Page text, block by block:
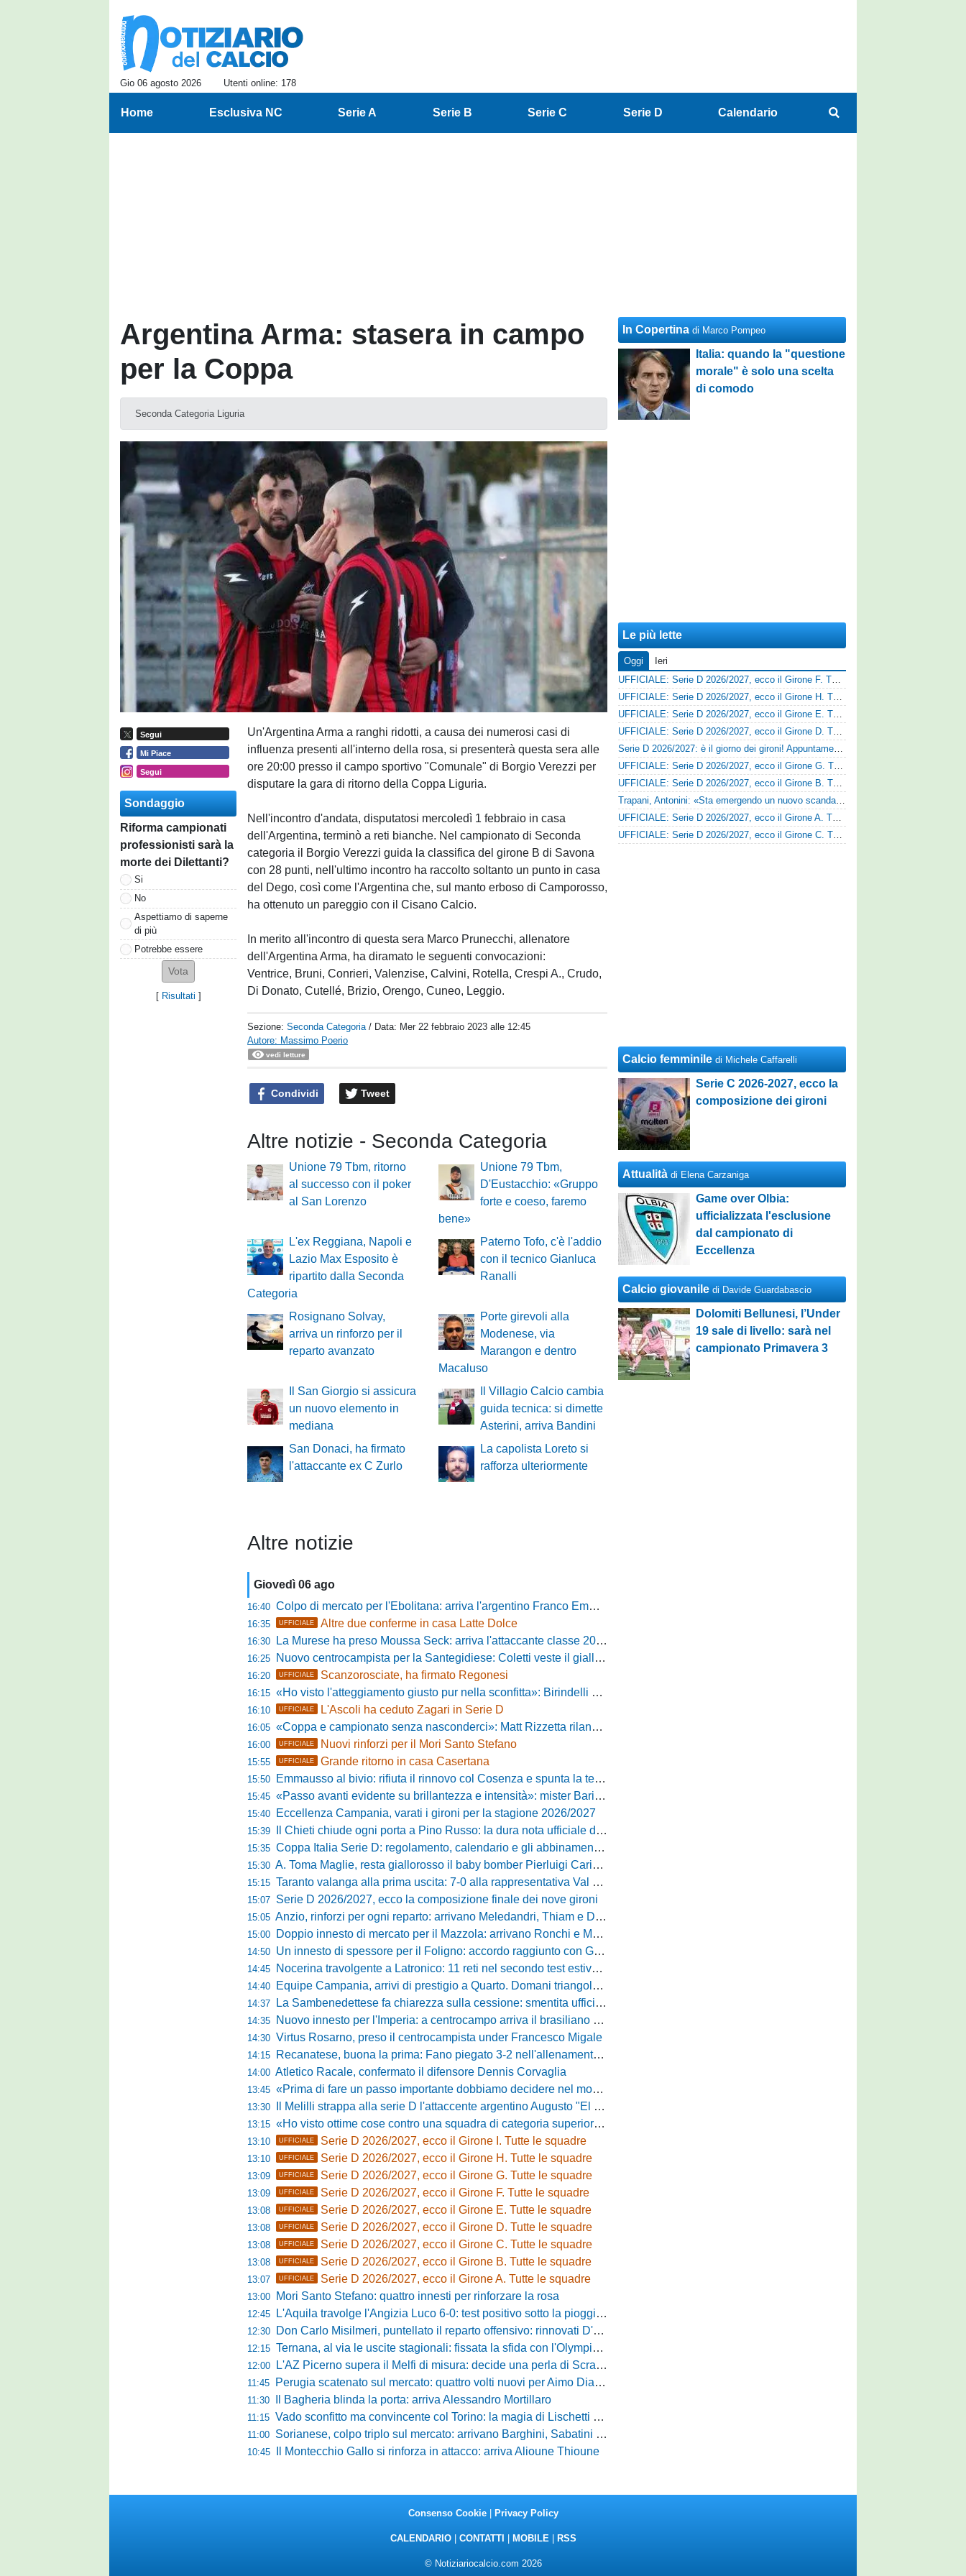
Gio 06 agosto 2026 Utenti online: 178
Home Esclusiva NC Serie A Serie B Serie C Serie D Calendario
Argentina Arma: stasera in campo
per la Coppa
Seconda Categoria Liguria
Segui
Mi Piace
Segui
Sondaggio
Riforma campionati
professionisti sarà la
morte dei Dilettanti?
Si
No
Aspettiamo di saperne
di più
Potrebbe essere
[ Risultati ]
Un'Argentina Arma a ranghi ridotti, a causa dei numerosi casi di
influenza presenti all'interno della rosa, si presenterà questa sera alle
ore 20:00 presso il campo sportivo "Comunale" di Borgio Verezzi per
disputare la gara di ritorno della Coppa Liguria.
Nell'incontro d'andata, disputatosi mercoledì 1 febbraio in casa
dell'Argentina, terminò a reti bianche. Nel campionato di Seconda
categoria il Borgio Verezzi guida la classifica del girone B di Savona
con 28 punti, nell'ultimo incontro ha raccolto soltanto un punto in casa
del Dego, così come l'Argentina che, sul manto erboso di Camporosso,
ha ottenuto un pareggio con il Cisano Calcio.
In merito all'incontro di questa sera Marco Prunecchi, allenatore
dell'Argentina Arma, ha diramato le seguenti convocazioni:
Ventrice, Bruni, Conrieri, Valenzise, Calvini, Rotella, Crespi A., Crudo,
Di Donato, Cutellé, Brizio, Orengo, Cuneo, Leggio.
Sezione:Seconda Categoria / Data: Mer 22 febbraio 2023 alle 12:45
Autore: Massimo Poerio
vedi letture
Condividi Tweet
Altre notizie - Seconda Categoria
Unione 79 Tbm, ritorno
al successo con il poker
al San Lorenzo
Unione 79 Tbm,
D'Eustacchio: «Gruppo
forte e coeso, faremo
bene»
L'ex Reggiana, Napoli e
Lazio Max Esposito è
ripartito dalla Seconda
Categoria
Paterno Tofo, c'è l'addio
con il tecnico Gianluca
Ranalli
Rosignano Solvay,
arriva un rinforzo per il
reparto avanzato
Porte girevoli alla
Modenese, via
Marangon e dentro
Macaluso
Il San Giorgio si assicura
un nuovo elemento in
mediana
Il Villagio Calcio cambia
guida tecnica: si dimette
Asterini, arriva Bandini
San Donaci, ha firmato
l'attaccante ex C Zurlo
La capolista Loreto si
rafforza ulteriormente
Altre notizie
Giovedì 06 ago
16:40 Colpo di mercato per l'Ebolitana: arriva l'argentino Franco Emmanuel Boló
16:35 UFFICIALE Altre due conferme in casa Latte Dolce
16:30 La Murese ha preso Moussa Seck: arriva l'attaccante classe 2006
16:25 Nuovo centrocampista per la Santegidiese: Coletti veste il giallorosso
16:20 UFFICIALE Scanzorosciate, ha firmato Regonesi
16:15 «Ho visto l'atteggiamento giusto pur nella sconfitta»: Birindelli promuove il Novara nonostante il KO di Chiavari
16:10 UFFICIALE L'Ascoli ha ceduto Zagari in Serie D
16:05 «Coppa e campionato senza nasconderci»: Matt Rizzetta rilancia le ambizioni del Campobasso
16:00 UFFICIALE Nuovi rinforzi per il Mori Santo Stefano
15:55 UFFICIALE Grande ritorno in casa Casertana
15:50 Emmausso al bivio: rifiuta il rinnovo col Cosenza e spunta la tentazione Foggia
15:45 «Passo avanti evidente su brillantezza e intensità»: mister Barilari promuove il Pineto dopo il test a Palena
15:40 Eccellenza Campania, varati i gironi per la stagione 2026/2027
15:39 Il Chieti chiude ogni porta a Pino Russo: la dura nota ufficiale del presidente Di Labio
15:35 Coppa Italia Serie D: regolamento, calendario e gli abbinamenti dei primi due turni
15:30 A. Toma Maglie, resta giallorosso il baby bomber Pierluigi Cariddi
15:15 Taranto valanga alla prima uscita: 7-0 alla rappresentativa Val di Chiana con un grande Losavio
15:07 Serie D 2026/2027, ecco la composizione finale dei nove gironi
15:05 Anzio, rinforzi per ogni reparto: arrivano Meledandri, Thiam e Damiano
15:00 Doppio innesto di mercato per il Mazzola: arrivano Ronchi e Mugelli
14:50 Un innesto di spessore per il Foligno: accordo raggiunto con Giampà
14:45 Nocerina travolgente a Latronico: 11 reti nel secondo test estivo per i molossi
14:40 Equipe Campania, arrivi di prestigio a Quarto. Domani triangolare con Casertana e Ischia
14:37 La Sambenedettese fa chiarezza sulla cessione: smentita ufficiale del presidente Massi
14:35 Nuovo innesto per l'Imperia: a centrocampo arriva il brasiliano Nunes
14:30 Virtus Rosarno, preso il centrocampista under Francesco Migale
14:15 Recanatese, buona la prima: Fano piegato 3-2 nell'allenamento congiunto del Tubaldi
14:00 Atletico Racale, confermato il difensore Dennis Corvaglia
13:45 «Prima di fare un passo importante dobbiamo decidere nel modo giusto»: Greco e il rebus mercato dopo la vittoria con l'Ossese
13:30 Il Melilli strappa alla serie D l'attaccente argentino Augusto "El Tato" Diaz
13:15 «Ho visto ottime cose contro una squadra di categoria superiore»: Franzini analizza il test del Piacenza
13:10 UFFICIALE Serie D 2026/2027, ecco il Girone I. Tutte le squadre
13:10 UFFICIALE Serie D 2026/2027, ecco il Girone H. Tutte le squadre
13:09 UFFICIALE Serie D 2026/2027, ecco il Girone G. Tutte le squadre
13:09 UFFICIALE Serie D 2026/2027, ecco il Girone F. Tutte le squadre
13:08 UFFICIALE Serie D 2026/2027, ecco il Girone E. Tutte le squadre
13:08 UFFICIALE Serie D 2026/2027, ecco il Girone D. Tutte le squadre
13:08 UFFICIALE Serie D 2026/2027, ecco il Girone C. Tutte le squadre
13:08 UFFICIALE Serie D 2026/2027, ecco il Girone B. Tutte le squadre
13:07 UFFICIALE Serie D 2026/2027, ecco il Girone A. Tutte le squadre
13:00 Mori Santo Stefano: quattro innesti per rinforzare la rosa
12:45 L'Aquila travolge l'Angizia Luco 6-0: test positivo sotto la pioggia, doppietta per Gasperoni
12:30 Don Carlo Misilmeri, puntellato il reparto offensivo: rinnovati D'Aquila e Di Caccamo
12:15 Ternana, al via le uscite stagionali: fissata la sfida con l'Olympia Thyrus tra lavoro di campo e incroci amarcord
12:00 L'AZ Picerno supera il Melfi di misura: decide una perla di Scravaglieri in avvio
11:45 Perugia scatenato sul mercato: quattro volti nuovi per Aimo Diana tra prestiti e acquisti a titolo definitivo
11:30 Il Bagheria blinda la porta: arriva Alessandro Mortillaro
11:15 Vado sconfitto ma convincente col Torino: la magia di Lischetti non basta, Abate passa 3-1
11:00 Sorianese, colpo triplo sul mercato: arrivano Barghini, Sabatini e Sgrò
10:45 Il Montecchio Gallo si rinforza in attacco: arriva Alioune Thioune
In Copertina di Marco Pompeo
Italia: quando la "questione
morale" è solo una scelta
di comodo
Le più lette
Oggi
Ieri
UFFICIALE: Serie D 2026/2027, ecco il Girone F. Tutte le squadre
UFFICIALE: Serie D 2026/2027, ecco il Girone H. Tutte le squadre
UFFICIALE: Serie D 2026/2027, ecco il Girone E. Tutte le squadre
UFFICIALE: Serie D 2026/2027, ecco il Girone D. Tutte le squadre
Serie D 2026/2027: è il giorno dei gironi! Appuntamento fissato
UFFICIALE: Serie D 2026/2027, ecco il Girone G. Tutte le squadre
UFFICIALE: Serie D 2026/2027, ecco il Girone B. Tutte le squadre
Trapani, Antonini: «Sta emergendo un nuovo scandalo»
UFFICIALE: Serie D 2026/2027, ecco il Girone A. Tutte le squadre
UFFICIALE: Serie D 2026/2027, ecco il Girone C. Tutte le squadre
Calcio femminile di Michele Caffarelli
Serie C 2026-2027, ecco la
composizione dei gironi
Attualità di Elena Carzaniga
Game over Olbia:
ufficializzata l'esclusione
dal campionato di
Eccellenza
Calcio giovanile di Davide Guardabascio
Dolomiti Bellunesi, l’Under
19 sale di livello: sarà nel
campionato Primavera 3
Consenso Cookie| Privacy Policy
CALENDARIO| CONTATTI MOBILE| RSS
© Notiziariocalcio.com 2026